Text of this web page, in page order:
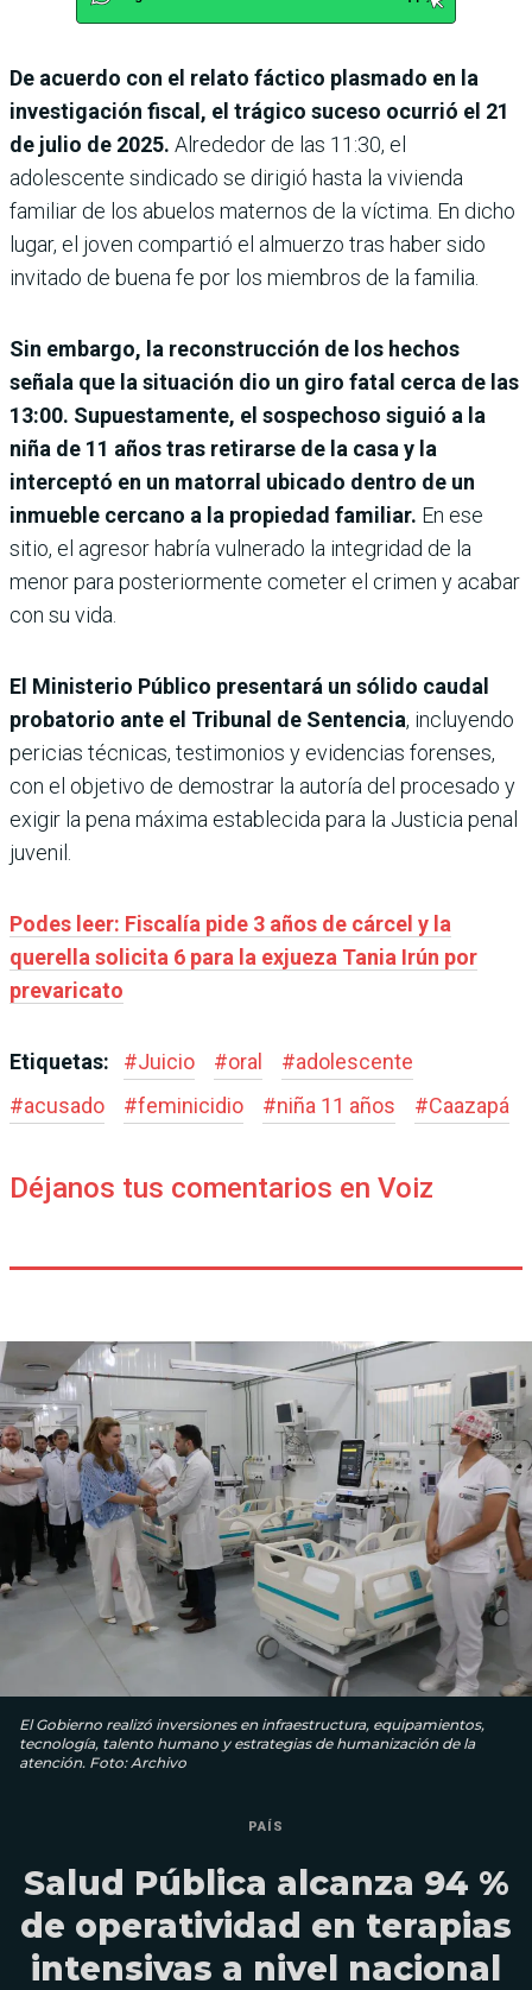
De acuerdo con el relato fáctico plasmado en la
investigación fiscal, el trágico suceso ocurrió el 21
de julio de 2025. Alrededor de las 11:30, el
adolescente sindicado se dirigió hasta la vivienda
familiar de los abuelos maternos de la víctima. En dicho
lugar, el joven compartió el almuerzo tras haber sido
invitado de buena fe por los miembros de la familia.
Sin embargo, la reconstrucción de los hechos
señala que la situación dio un giro fatal cerca de las
13:00. Supuestamente, el sospechoso siguió a la
niña de 11 años tras retirarse de la casa y la
interceptó en un matorral ubicado dentro de un
inmueble cercano a la propiedad familiar. En ese
sitio, el agresor habría vulnerado la integridad de la
menor para posteriormente cometer el crimen y acabar
con su vida.
El Ministerio Público presentará un sólido caudal
probatorio ante el Tribunal de Sentencia, incluyendo
pericias técnicas, testimonios y evidencias forenses,
con el objetivo de demostrar la autoría del procesado y
exigir la pena máxima establecida para la Justicia penal
juvenil.
Podes leer: Fiscalía pide 3 años de cárcel y la
querella solicita 6 para la exjueza Tania Irún por
prevaricato
Etiquetas: #Juicio #oral #adolescente
#acusado #feminicidio #niña 11 años #Caazapá
Déjanos tus comentarios en Voiz
El Gobierno realizó inversiones en infraestructura, equipamientos,
tecnología, talento humano y estrategias de humanización de la
atención. Foto: Archivo
PAÍS
Salud Pública alcanza 94 %
de operatividad en terapias
intensivas a nivel nacional